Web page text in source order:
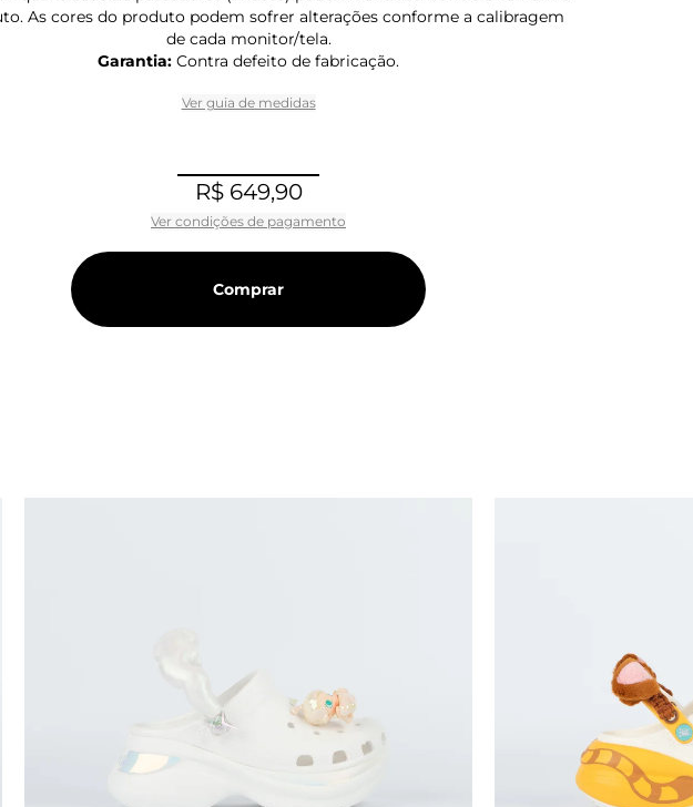
As cores do produto podem sofrer alterações conforme a calibragem
de cada monitor/tela.
Garantia: Contra defeito de fabricação.
Ver guia de medidas
R$ 649,90
Ver condições de pagamento
Comprar